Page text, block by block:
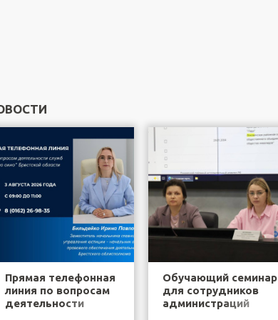
Прямая телефонная
линия по вопросам
деятельности
Обучающий семинар
для сотрудников
администраций